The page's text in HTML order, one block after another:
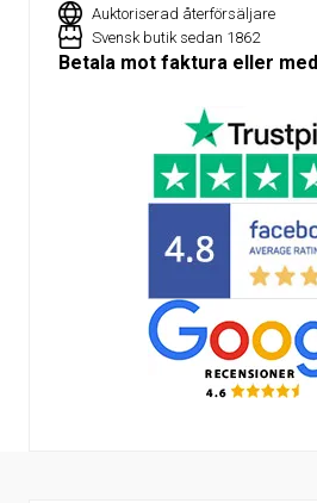
Auktoriserad återförsäljare
Svensk butik sedan 1862
Betala mot faktura eller